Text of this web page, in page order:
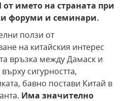
името на страната при
форуми и семинари.
ползи от
на китайския интерес
връзка между Дамаск и
сигурността,
бавно постави Китай в
Има значително